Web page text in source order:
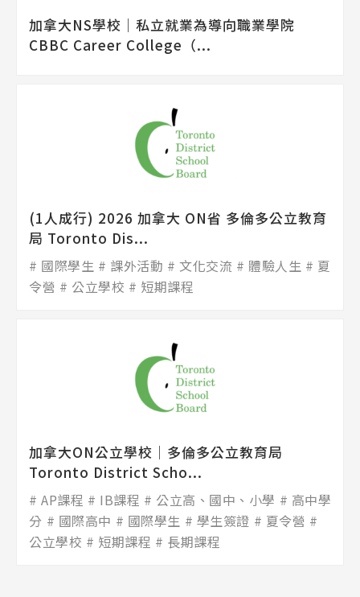
加拿大NS學校│私立就業為導向職業學院
CBBC Career College（...
(1人成行) 2026 加拿大 ON省 多倫多公立教育
局 Toronto Dis...
國際學生 課外活動 文化交流 體驗人生
夏
令營
公立學校 短期課程
加拿大ON公立學校│多倫多公立教育局
Toronto District Scho...
AP課程 IB課程 公立高、國中、小學
高中學
分
國際高中 國際學生 學生簽證
夏令營
公立學校
短期課程 長期課程